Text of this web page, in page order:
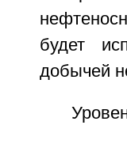
будет
добычей